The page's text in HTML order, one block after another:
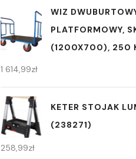
WIZ
PLATFORMOWY,
(1200X700), 250
1 614,99zł
KETER STOJAK
(238271)
258,99zł